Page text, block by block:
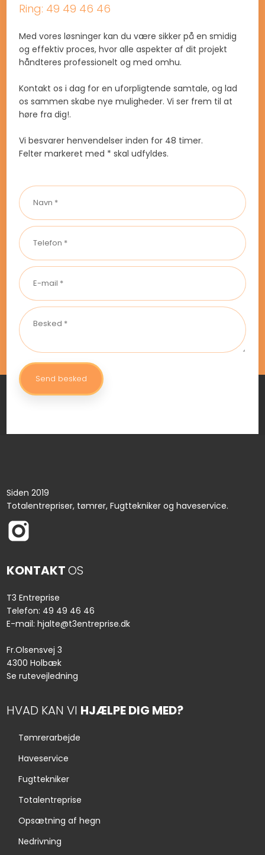
Ring: 49 49 46 46
Med vores løsninger kan du være sikker på en smidig
og effektiv proces, hvor alle aspekter af dit projekt
håndteres professionelt og med omhu.
Kontakt os i dag for en uforpligtende samtale, og lad
os sammen skabe nye muligheder. Vi ser frem til at
høre fra dig!.
Vi besvarer henvendelser inden for 48 timer.​​
​Felter markeret med * skal udfyldes.
Siden 2019
Totalentrepriser, tømrer, Fugttekniker og haveservice.
KONTAKTOS
T3 Entreprise
Telefon: 49 49 46 46
E-mail: hjalte@t3entr​eprise.dk
Fr.Olsensvej 3
4300 Holbæk
Se rutevejledning
HVAD KAN VI HJÆLPE DIG MED?
Tømrerarbejde
Haveservice
Fugttekniker
Totalentreprise
Opsætning af hegn
Nedrivning